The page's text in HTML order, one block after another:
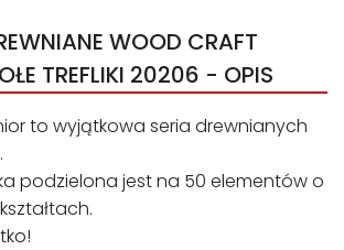
WOOD CRAFT
TREFLIKI 20206 - OPIS
to wyjątkowa seria drewnianych
podzielona jest na 50 elementów o